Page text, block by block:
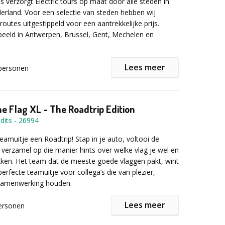
met hen doet.
op?
en communicatiepatronen
ervaring die blijft hangen
Voor een selectie van steden hebben wij
uitgestippeld voor een aantrekkelijke prijs.
in Antwerpen, Brussel, Gent, Mechelen en
een Electric tour bij IceBear Events is dat wij de
individueel uitleg over het voertuig. Als de hele
rijden, gaan we op pad en wordt er een leuke tour
desbetreffende locatie.
Electric tour verzorgen met de keuze uit 3
E-Chopper of E-Scooter (2 personen per
(1.5 uur- tot 100 personen)
(1.5 uur- tot 30 personen)
(1.5 uur- tot 20 personen)
of een vrijblijvende offerte kunt u onderstaand
Lees meer
Flag XL - The Roadtrip Edition
- 26994
een Roadtrip! Stap in je auto, voltooi de
op die manier hints over welke vlag je wel en
Het team dat de meeste goede vlaggen pakt, wint
teamuitje voor collega’s die van plezier,
houden.
Lees meer